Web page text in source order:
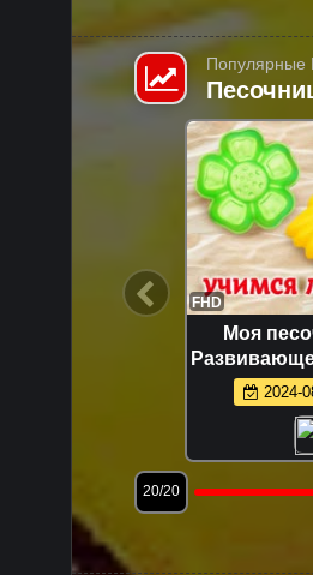
Популярные
FHD
Моя
про 2024-
20/20